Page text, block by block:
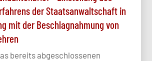
der Staatsanwaltschaft in
mit der Beschlagnahmung von
bereits abgeschlossenen